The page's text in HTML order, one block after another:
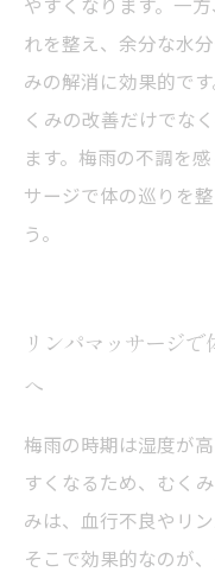
れを整え、余分な水
みの解消に効果的で
くみの改善だけでな
ます。梅雨の不調を
サージで体の巡りを
う。
リンパマッサージ
へ
梅雨の時期は湿度が
すくなるため、むく
みは、血行不良やリ
そこで効果的なのが